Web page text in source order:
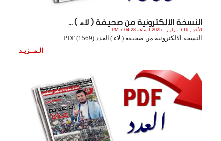
النسخة الالكترونية من صحيفة ( لاء ) ...
الأحد , 16 فـبـرايـر , 2025 الساعة 7:04:28 PM
النسخة الالكترونية من صحيفة ( لاء ) العدد (1569) PDF. .
الـمــزيـد